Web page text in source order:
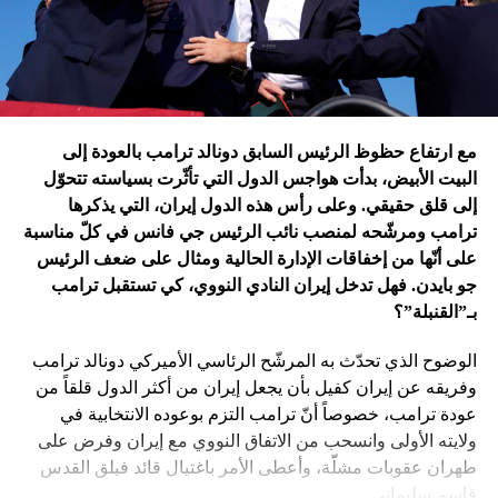
في غزة
إدارة بايدن ونهاية منظومة.. وانتقام نتنياهو
فتح باباً كبيراً على تحوّلات جذرية في السياسة الأميركية وتعاطي
إسرائيل معها، أبرزها:
مع ارتفاع حظوظ الرئيس السابق دونالد ترامب بالعودة إلى
البيت الأبيض، بدأت هواجس الدول التي تأثّرت بسياسته تتحوّل
إلى قلق حقيقي. وعلى رأس هذه الدول إيران، التي يذكرها
ترامب ومرشّحه لمنصب نائب الرئيس جي فانس في كلّ مناسبة
على أنّها من إخفاقات الإدارة الحالية ومثال على ضعف الرئيس
جو بايدن. فهل تدخل إيران النادي النووي، كي تستقبل ترامب
بـ”القنبلة”؟
الوضوح الذي تحدّث به المرشّح الرئاسي الأميركي دونالد ترامب
وفريقه عن إيران كفيل بأن يجعل إيران من أكثر الدول قلقاً من
عودة ترامب، خصوصاً أنّ ترامب التزم بوعوده الانتخابية في
ولايته الأولى وانسحب من الاتفاق النووي مع إيران وفرض على
طهران عقوبات مشلّة، وأعطى الأمر باغتيال قائد فيلق القدس